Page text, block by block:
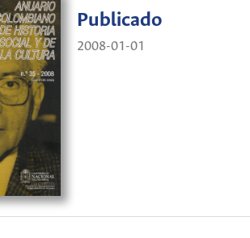
Publicado
2008-01-01